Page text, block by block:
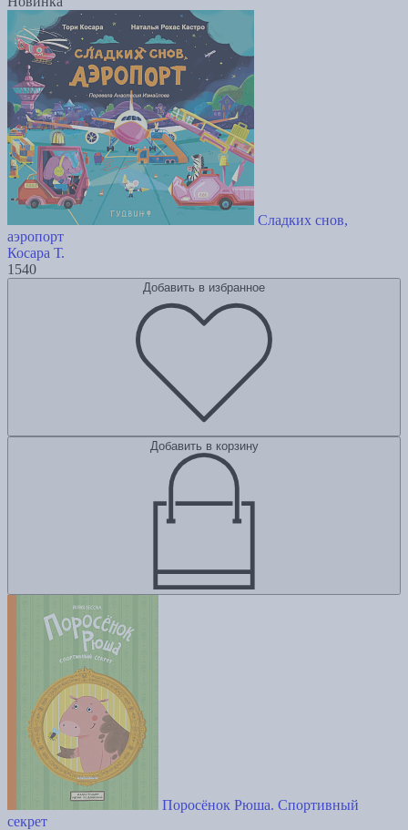
Сладких снов,
аэропорт
Косара Т.
1540
Добавить в избранное
Добавить в корзину
Поросёнок Рюша. Спортивный
секрет